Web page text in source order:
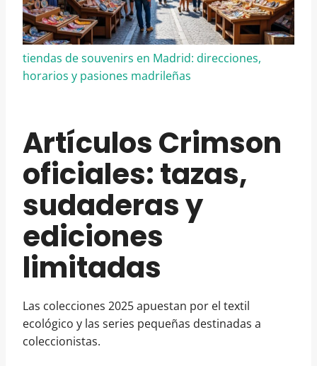
tiendas de souvenirs en Madrid: direcciones,
horarios y pasiones madrileñas
Artículos Crimson
oficiales: tazas,
sudaderas y
ediciones
limitadas
Las colecciones 2025 apuestan por el textil
ecológico y las series pequeñas destinadas a
coleccionistas.